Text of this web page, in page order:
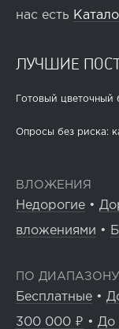
нас есть
ЛУЧШИЕ
Готовый цветочный
Опросы без риска:
ВЛОЖЕНИЯ
Недорогие •
вложениями •
ПО
Бесплатные •
300 000 ₽ • До